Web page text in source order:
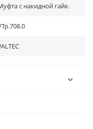
с накидной гайк.